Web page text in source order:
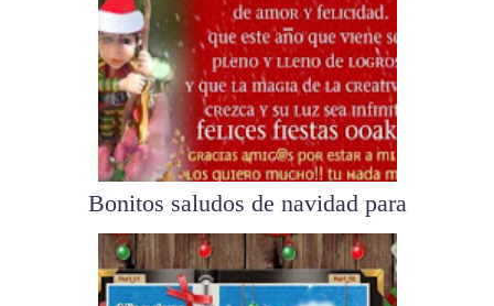
Bonitos saludos de navidad para
ami...